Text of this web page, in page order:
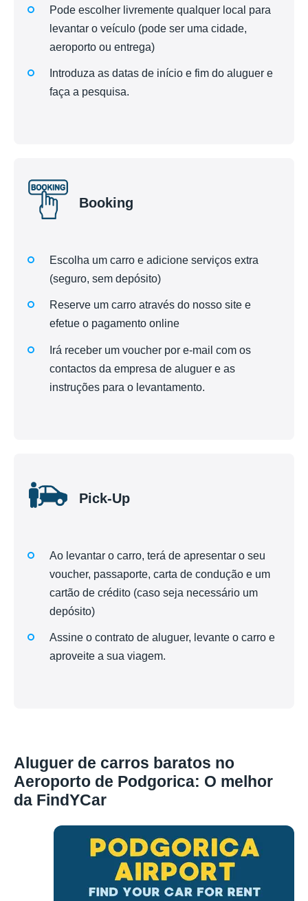
Pode escolher livremente qualquer local para
levantar o veículo (pode ser uma cidade,
aeroporto ou entrega)
Introduza as datas de início e fim do aluguer e
faça a pesquisa.
Booking
Escolha um carro e adicione serviços extra
(seguro, sem depósito)
Reserve um carro através do nosso site e
efetue o pagamento online
Irá receber um voucher por e-mail com os
contactos da empresa de aluguer e as
instruções para o levantamento.
Pick-Up
Ao levantar o carro, terá de apresentar o seu
voucher, passaporte, carta de condução e um
cartão de crédito (caso seja necessário um
depósito)
Assine o contrato de aluguer, levante o carro e
aproveite a sua viagem.
Aluguer de carros baratos no
Aeroporto de Podgorica: O melhor
da FindYCar